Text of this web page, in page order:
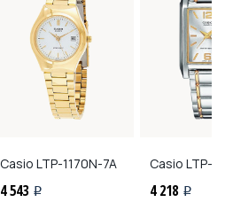
Casio LTP-1170N-7A
4 543 i
Casio LTP-
4 218 i